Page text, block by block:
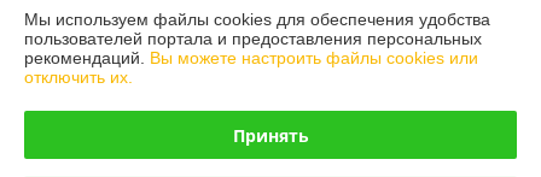
Сайт создан на платформе Deal.by
Мы используем файлы cookies для обеспечения удобства
пользователей портала и предоставления персональных
рекомендаций. Вы можете настроить файлы cookies или
отключить их.
Принять